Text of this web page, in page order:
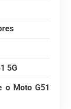
5G
o Moto G51